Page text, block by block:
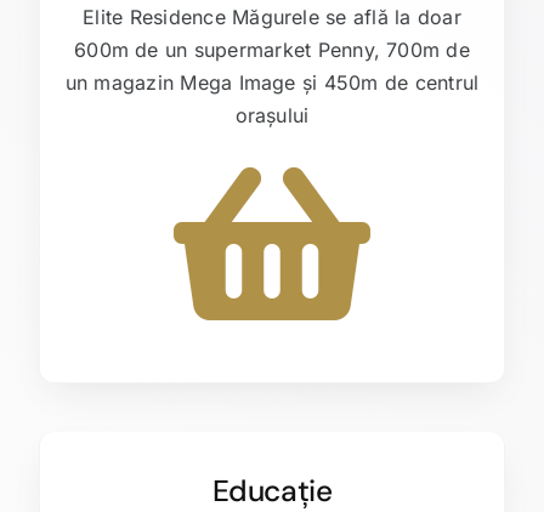
Elite Residence Măgurele se află la doar
600m de un supermarket Penny, 700m de
un magazin Mega Image și 450m de centrul
orașului
Educație